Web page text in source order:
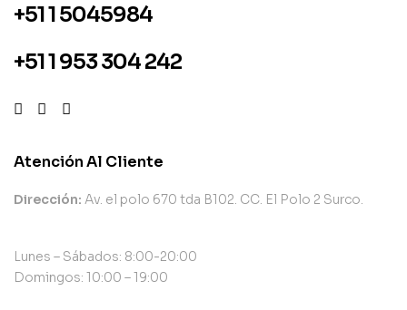
+51 1 5045984
+51 1 953 304 242
Atención Al Cliente
Dirección: Av. el polo 670 tda B102. CC. El Polo 2 Surco.
Lunes – Sábados: 8:00-20:00
Domingos: 10:00 – 19:00